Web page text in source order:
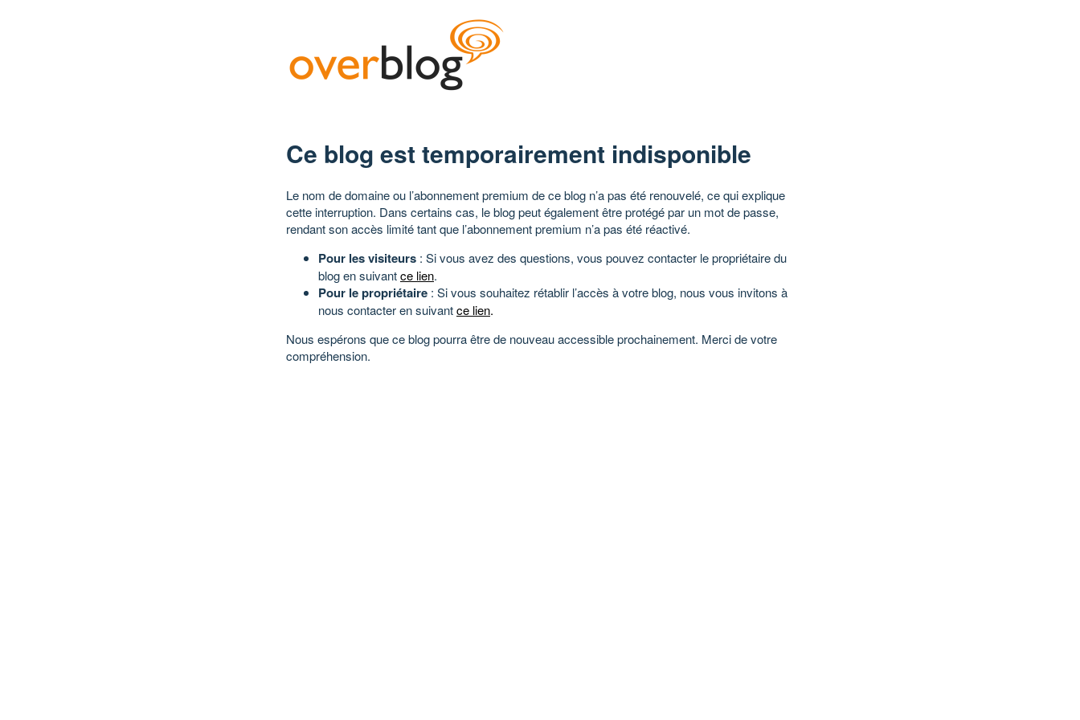
Ce blog est temporairement indisponible
Le nom de domaine ou l’abonnement premium de ce blog n’a pas été renouvelé, ce qui explique
cette interruption. Dans certains cas, le blog peut également être protégé par un mot de passe,
rendant son accès limité tant que l’abonnement premium n’a pas été réactivé.
Pour les visiteurs : Si vous avez des questions, vous pouvez contacter le propriétaire du
blog en suivantce lien.
Pour le propriétaire : Si vous souhaitez rétablir l’accès à votre blog, nous vous invitons à
nous contacter en suivantce lien.
Nous espérons que ce blog pourra être de nouveau accessible prochainement. Merci de votre
compréhension.